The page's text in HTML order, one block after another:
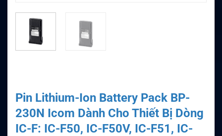
Pin Lithium-Ion Battery Pack BP-
230N Icom Dành Cho Thiết Bị Dòng
IC-F: IC-F50, IC-F50V, IC-F51, IC-